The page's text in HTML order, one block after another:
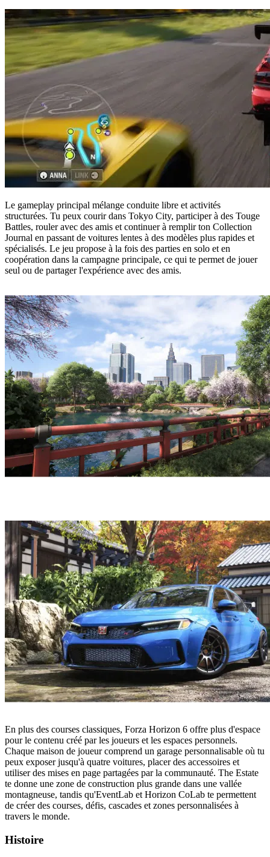
Le gameplay principal mélange conduite libre et activités
structurées. Tu peux courir dans Tokyo City, participer à des Touge
Battles, rouler avec des amis et continuer à remplir ton Collection
Journal en passant de voitures lentes à des modèles plus rapides et
spécialisés. Le jeu propose à la fois des parties en solo et en
coopération dans la campagne principale, ce qui te permet de jouer
seul ou de partager l'expérience avec des amis.
En plus des courses classiques, Forza Horizon 6 offre plus d'espace
pour le contenu créé par les joueurs et les espaces personnels.
Chaque maison de joueur comprend un garage personnalisable où tu
peux exposer jusqu'à quatre voitures, placer des accessoires et
utiliser des mises en page partagées par la communauté. The Estate
te donne une zone de construction plus grande dans une vallée
montagneuse, tandis qu'EventLab et Horizon CoLab te permettent
de créer des courses, défis, cascades et zones personnalisées à
travers le monde.
Histoire